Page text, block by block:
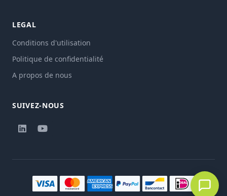
LEGAL
Conditions d'utilisation
Politique de confidentialité
A propos de nous
SUIVEZ-NOUS